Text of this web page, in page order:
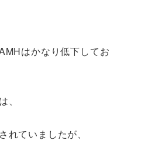
はかなり低下してお
、
れていましたが、